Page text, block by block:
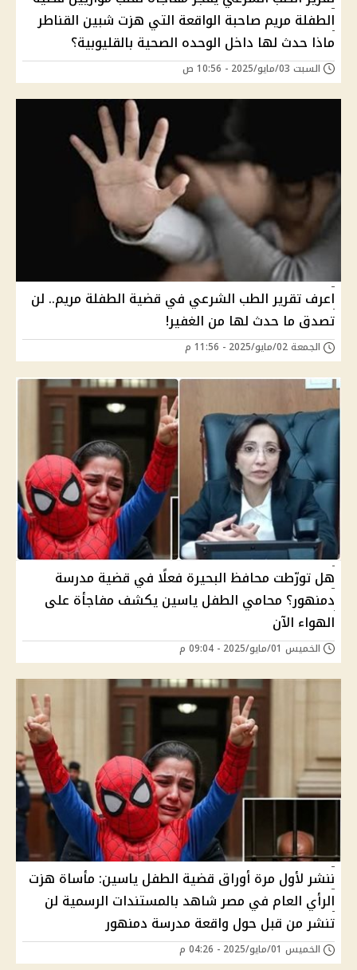
الطفلة مريم صاحبة الواقعة التي هزت شبين القناطر
ماذا حدث لها داخل الوحده الصحية بالقليوبية؟
السبت 03/مايو/2025 - 10:56 ص
اعرف تقرير الطب الشرعي في قضية الطفلة مريم.. لن
تصدق ما حدث لها من الغفير!
الجمعة 02/مايو/2025 - 11:56 م
هل تورّطت محافظ البحيرة فعلًا في قضية مدرسة
دمنهور؟ محامي الطفل ياسين يكشف مفاجأة على
الهواء الآن
الخميس 01/مايو/2025 - 09:04 م
ننشر لأول مرة أوراق قضية الطفل ياسين: مأساة هزت
الرأي العام في مصر شاهد بالمستندات الرسمية لن
تنشر من قبل حول واقعة مدرسة دمنهور
الخميس 01/مايو/2025 - 04:26 م